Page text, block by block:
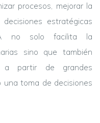
procesos, mejorar la
estratégicas
no solo facilita la
sino que también
a partir de grandes
una toma de decisiones